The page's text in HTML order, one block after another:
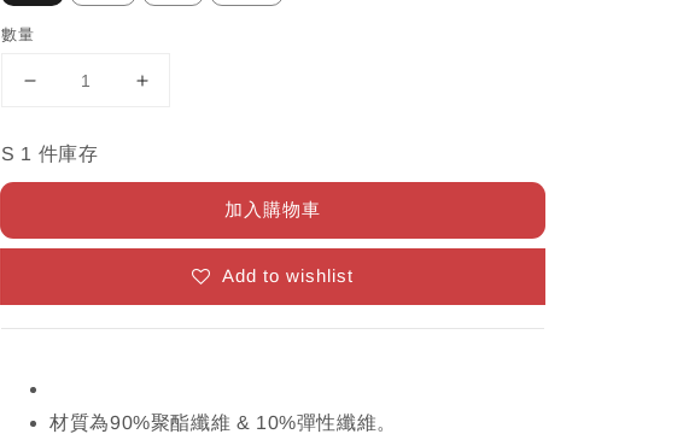
數量
S 1 件庫存
加入購物車
Add to wishlist
材質為90%聚酯纖維 & 10%彈性纖維。